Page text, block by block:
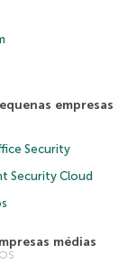
empresas
Security
Security Cloud
médias